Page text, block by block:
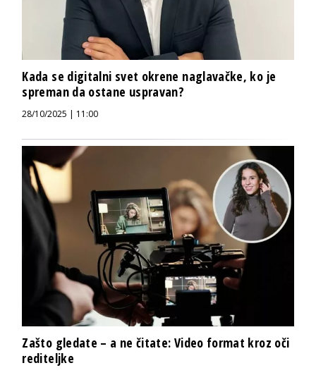
Kada se digitalni svet okrene naglavačke, ko je
spreman da ostane uspravan?
28/10/2025 | 11:00
Zašto gledate – a ne čitate: Video format kroz oči
rediteljke